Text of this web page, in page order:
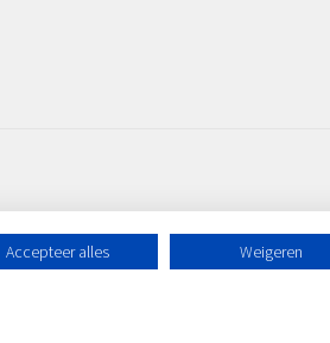
Accepteer alles Weigeren